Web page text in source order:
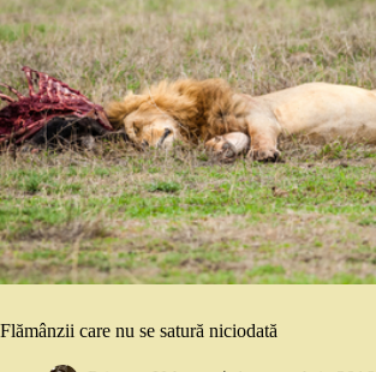
Flămânzii care nu se satură niciodată